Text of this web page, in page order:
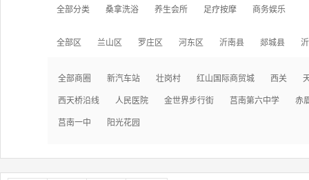
全部分类 桑拿洗浴 养生会所 足疗按摩 商务娱乐
全部区 兰山区 罗庄区 河东区 沂南县 郯城县
全部商圈 新汽车站 壮岗村 红山国际商贸城 西关
西天桥沿线 人民医院 金世界步行街 莒南第六中学 赤
莒南一中 阳光花园